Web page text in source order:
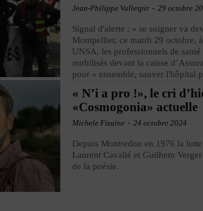
Jean-Philippe Vallespir - 29 octobre
Signal d'alerte : « se soigner va
Montpellier, ce mardi 29 octobre,
UNSA, les professionnels de
mobilisés devant la caisse
pour « ensemble, sauver l'hôpital
« N’i a pro !», le cri
«Cosmogonia» actuelle
Michele Fizaine - 24 octobre 2024
Depuis Montredon en 1976 la
Laurent Cavalié et Guilhem
de la poésie.